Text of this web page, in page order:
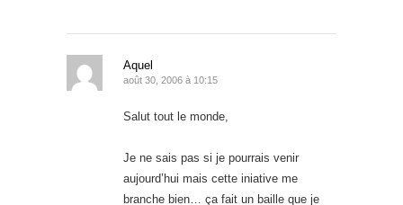
Aquel
août 30, 2006 à 10:15
Salut tout le monde,
Je ne sais pas si je pourrais venir
aujourd’hui mais cette iniative me
branche bien… ça fait un baille que je